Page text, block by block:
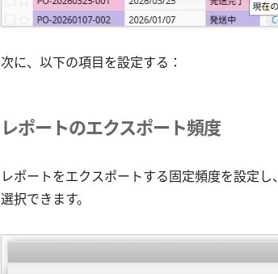
次に、以下の項目を設定する：
レポートのエクスポート頻度
レポートをエクスポートする固定頻度を設定
選択できます。